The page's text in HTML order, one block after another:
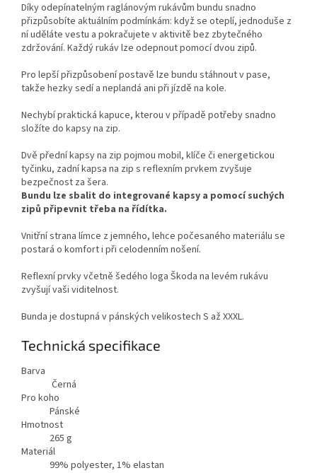
Díky odepínatelným raglánovým rukávům bundu snadno
přizpůsobíte aktuálním podmínkám: když se oteplí, jednoduše z
ní uděláte vestu a pokračujete v aktivitě bez zbytečného
zdržování. Každý rukáv lze odepnout pomocí dvou zipů.
Pro lepší přizpůsobení postavě lze bundu stáhnout v pase,
takže hezky sedí a neplandá ani při jízdě na kole.
Nechybí praktická kapuce, kterou v případě potřeby snadno
složíte do kapsy na zip.
Dvě přední kapsy na zip pojmou mobil, klíče či energetickou
tyčinku, zadní kapsa na zip s reflexním prvkem zvyšuje
bezpečnost za šera.
Bundu lze sbalit do integrované kapsy a pomocí suchých
zipů připevnit třeba na řídítka.
Vnitřní strana límce z jemného, lehce počesaného materiálu se
postará o komfort i při celodenním nošení.
Reflexní prvky včetně šedého loga Škoda na levém rukávu
zvyšují vaši viditelnost.
Bunda je dostupná v pánských velikostech S až XXXL.
Technická specifikace
Barva
Černá
Pro koho
Pánské
Hmotnost
265 g
Materiál
99% polyester, 1% elastan